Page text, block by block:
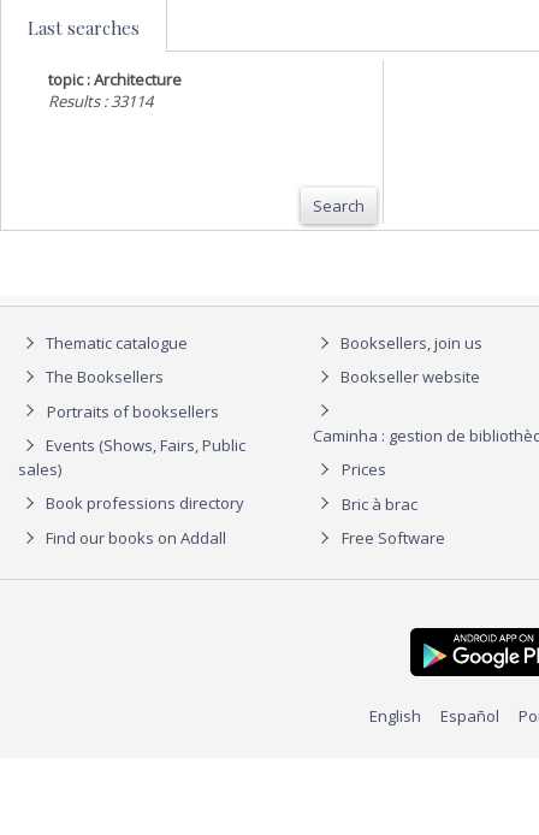
Last searches
topic : Architecture
Results : 33114
Search
Thematic catalogue
The Booksellers
Portraits of booksellers
Events (Shows, Fairs, Public
sales)
Book professions directory
Find our books on Addall
Booksellers, join us
Bookseller website
Caminha : gestion de
Prices
Bric à brac
Free Software
English Español